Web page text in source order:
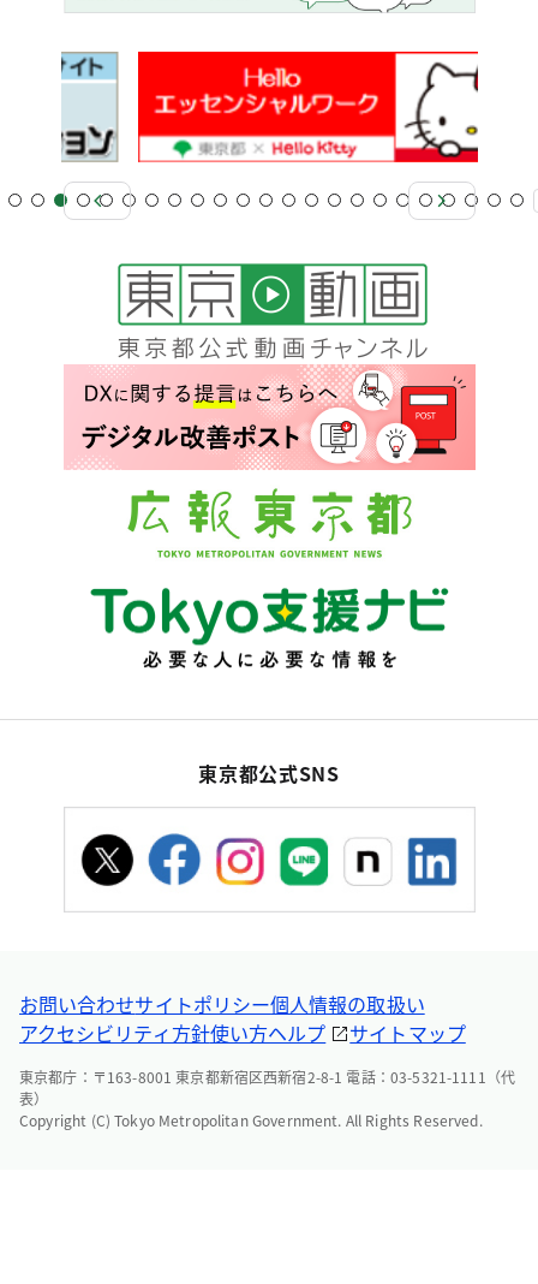
東京都公式SNS
お問い合わせサイトポリシー個人情報の取扱い
アクセシビリティ方針使い方ヘルプ サイトマップ
東京都庁：〒163-8001 東京都新宿区西新宿2-8-1 電話：03-5321-1111（代
表）
Copyright (C) Tokyo Metropolitan Government. All Rights Reserved.